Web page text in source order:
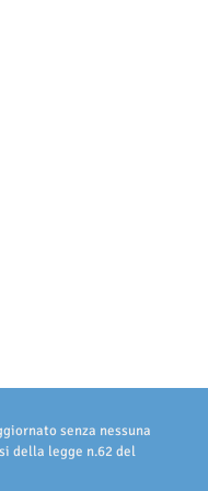
senza nessuna
della legge n.62 del